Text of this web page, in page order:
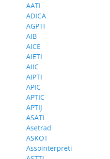
AATI
ADICA
AGPTI
AIB
AICE
AIETI
AIIC
AIPTI
APIC
APTIC
APTIJ
ASATI
Asetrad
ASKOT
Assointerpreti